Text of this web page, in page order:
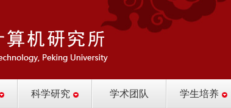
科学研究 学术团队 学生培养